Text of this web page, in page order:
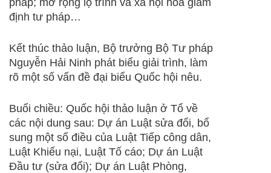
pháp; mở rộng lộ trình và xã hội hóa giám
định tư pháp…
Kết thúc thảo luận, Bộ trưởng Bộ Tư pháp
Nguyễn Hải Ninh phát biểu giải trình, làm
rõ một số vấn đề đại biểu Quốc hội nêu.
Buổi chiều: Quốc hội thảo luận ở Tổ về
các nội dung sau: Dự án Luật sửa đổi, bổ
sung một số điều của Luật Tiếp công dân,
Luật Khiếu nại, Luật Tố cáo; Dự án Luật
Đầu tư (sửa đổi); Dự án Luật Phòng,